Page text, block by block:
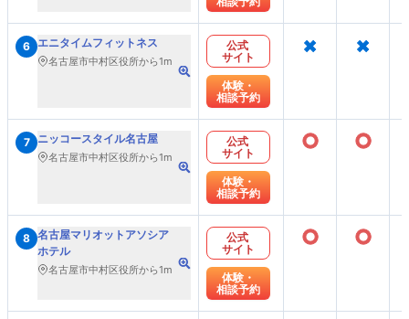
6 エニタイムフィットネス
名古屋市中村区役所から1m
公式
サイト
体験・
相談予約
× ×
7 ニッコースタイル名古屋
名古屋市中村区役所から1m
公式
サイト
体験・
相談予約
○ ○
8 名古屋マリオットアソシア
ホテル
名古屋市中村区役所から1m
公式
サイト
体験・
相談予約
○ ○